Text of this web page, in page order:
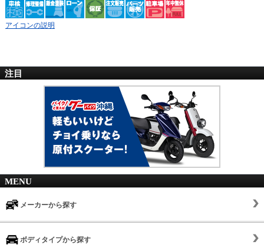
アイコンの説明
注目
MENU
メーカーから探す
ボディタイプから探す